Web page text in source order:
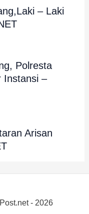
– Laki
Polresta
Instansi –
Arisan
- 2026